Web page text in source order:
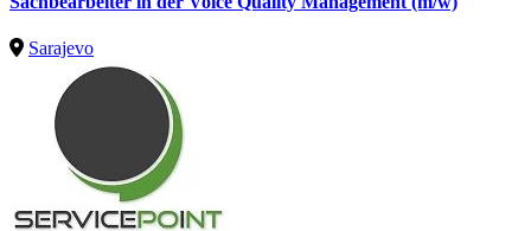
Sarajevo